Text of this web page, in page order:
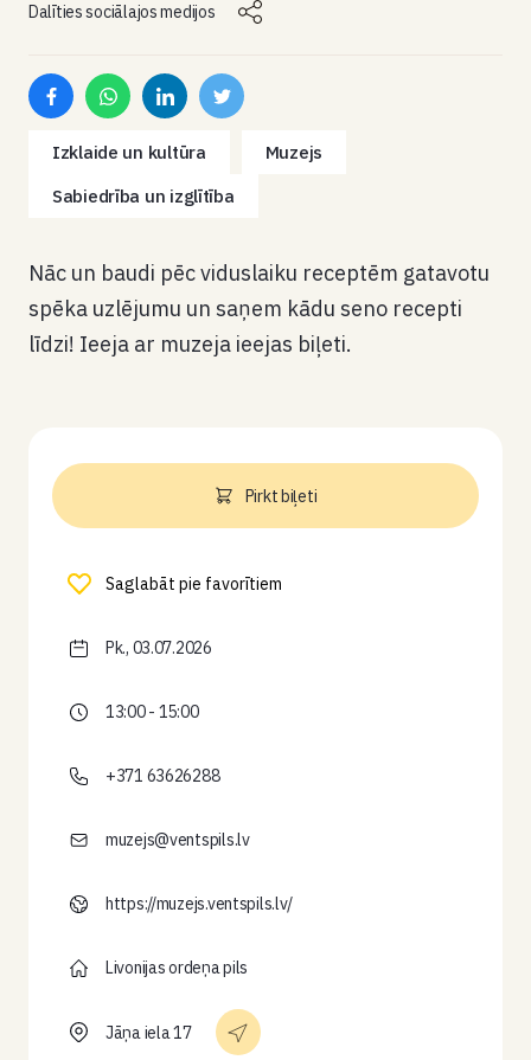
Dalīties sociālajos medijos
Izklaide un kultūra
Muzejs
Sabiedrība un izglītība
Nāc un baudi pēc viduslaiku receptēm gatavotu
spēka uzlējumu un saņem kādu seno recepti
līdzi! Ieeja ar muzeja ieejas biļeti.
Pirkt biļeti
Saglabāt pie favorītiem
Pk., 03.07.2026
13:00 - 15:00
+371 63626288
muzejs@ventspils.lv
https://muzejs.ventspils.lv/
Livonijas ordeņa pils
Jāņa iela 17